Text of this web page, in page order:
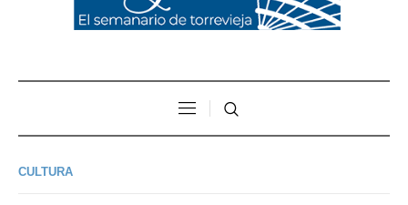
CULTURA